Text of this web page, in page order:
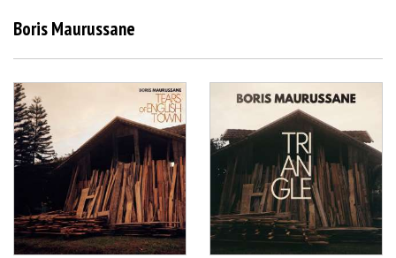
Boris Maurussane